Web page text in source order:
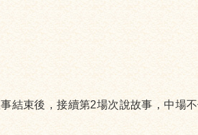
結束後，接續第2場次說故事，中場